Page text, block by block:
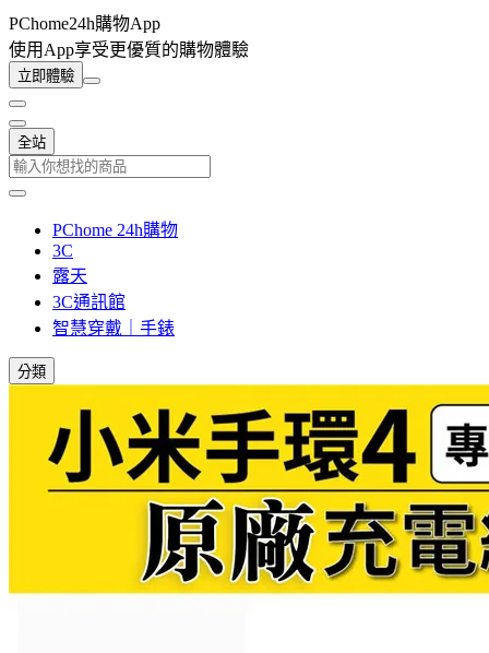
PChome24h購物App
使用App享受更優質的購物體驗
立即體驗
全站
PChome 24h購物
3C
露天
3C通訊館
智慧穿戴｜手錶
分類